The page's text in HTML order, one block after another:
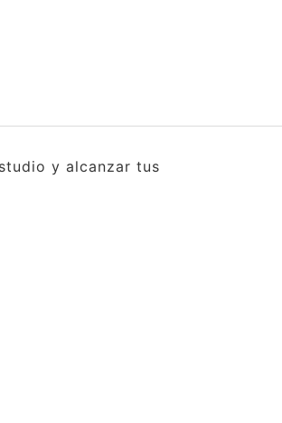
y alcanzar tus